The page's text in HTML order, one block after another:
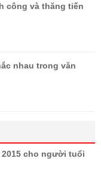
công và thăng tiến
nhau trong văn
cho người tuổi